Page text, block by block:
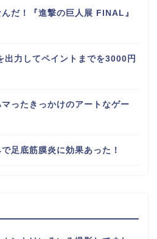
だ！『進撃の巨人展 FINAL』
出力してペイントまでを3000円
マったきっかけのアートなゲー
足底筋膜炎に効果あった！